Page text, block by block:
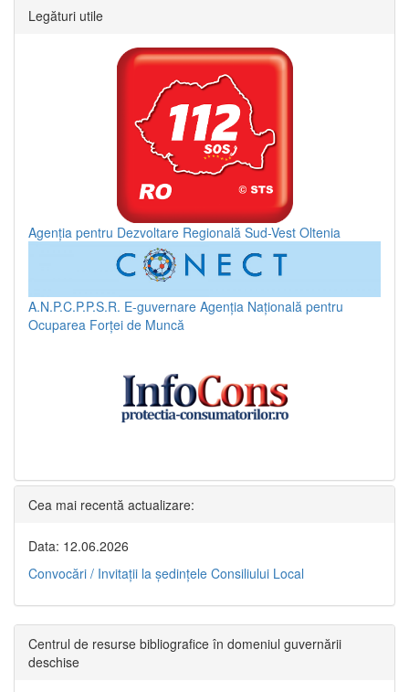
Legături utile
Agenția pentru Dezvoltare Regională Sud-Vest Oltenia
A.N.P.C.P.P.S.R. E-guvernare Agenția Națională pentru
Ocuparea Forței de Muncă
Cea mai recentă actualizare:
Data: 12.06.2026
Convocări / Invitaţii la şedinţele Consiliului Local
Centrul de resurse bibliografice în domeniul guvernării
deschise